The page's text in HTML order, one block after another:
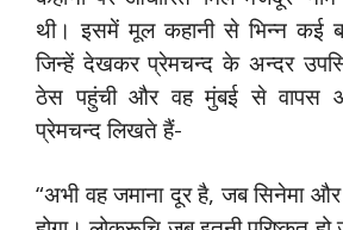
थी। इसमें मूल कहानी से भिन्न कई
जिन्हें देखकर प्रेमचन्द के अन्दर
ठेस पहुंची और वह मुंबई से वापस
प्रेमचन्द लिखते हैं-
“अभी वह जमाना दूर है, जब सिनेमा